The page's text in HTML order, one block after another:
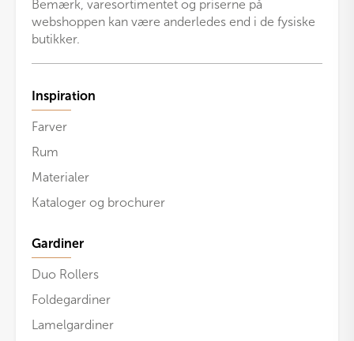
Bemærk, varesortimentet og priserne på
webshoppen kan være anderledes end i de fysiske
butikker.
Inspiration
Farver
Rum
Materialer
Kataloger og brochurer
Gardiner
Duo Rollers
Foldegardiner
Lamelgardiner